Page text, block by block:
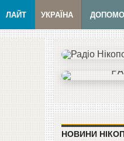
ЛАЙТ УКРАЇНА
НОВИНИ